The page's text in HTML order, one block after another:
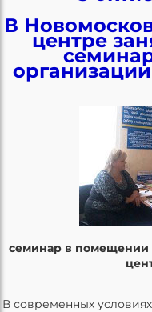
В
центре
семинар в помещении
В современных